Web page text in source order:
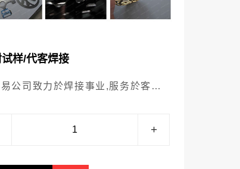
样/代客焊接
公司致力於焊接事业,服务於客户
求也相对提高,因此新焊易企业不惜
密代工焊接。
+